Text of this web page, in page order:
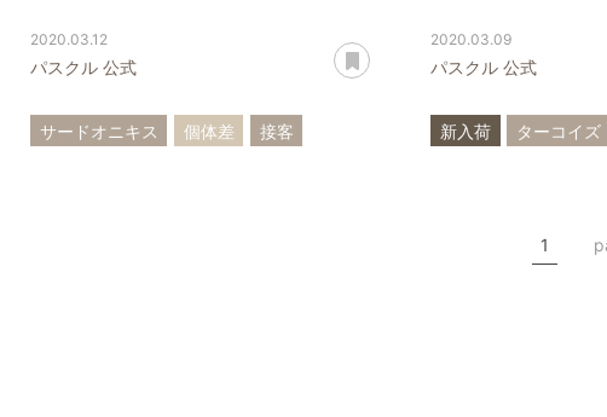
2020.03.12
パスクル 公式
あとで読む
サードオニキス 個体差
接客
2020.03.09
パスクル 公式
新入荷 ターコイズ
1